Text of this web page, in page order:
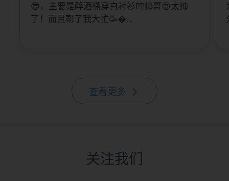
😎，主要是醉酒桶穿白衬衫的帅哥😍太帅
了！而且帮了我大忙🥳...
查看更多
关注我们